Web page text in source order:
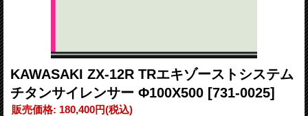
KAWASAKI ZX-12R TRエキゾーストシステム
チタンサイレンサー Φ100X500 [731-0025]
販売価格: 180,400円(税込)